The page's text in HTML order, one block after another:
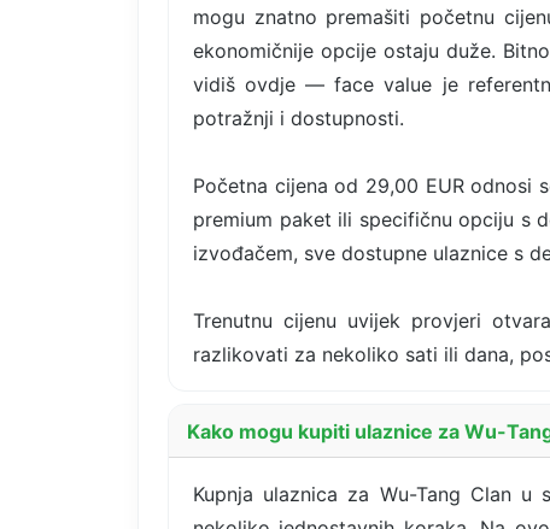
mogu znatno premašiti početnu
ekonomičnije opcije ostaju duže.
vidiš ovdje — face value je
potražnji i dostupnosti.
Početna cijena od 29,00 EUR odnosi
premium paket ili specifičnu opciju s
izvođačem, sve dostupne ulaznice s
Trenutnu cijenu uvijek provjeri
razlikovati za nekoliko sati ili dana,
Kako mogu kupiti ulaznice za Wu-
Kupnja ulaznica za Wu-Tang Clan